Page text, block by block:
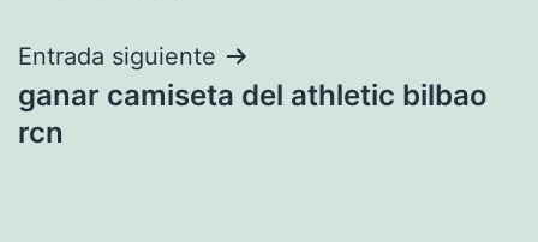
Entrada siguiente
ganar camiseta del athletic bilbao
rcn